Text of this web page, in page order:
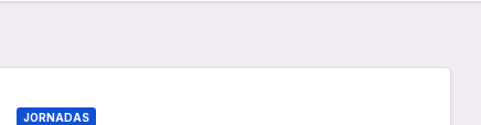
JORNADAS